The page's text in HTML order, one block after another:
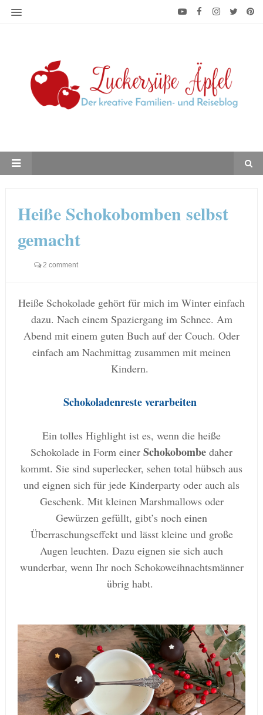
Heiße Schokobomben selbst
gemacht
2 comment
Heiße Schokolade gehört für mich im Winter einfach
dazu. Nach einem Spaziergang im Schnee. Am
Abend mit einem guten Buch auf der Couch. Oder
einfach am Nachmittag zusammen mit meinen
Kindern.
Schokoladenreste verarbeiten
Ein tolles Highlight ist es, wenn die heiße
Schokolade in Form einer Schokobombe daher
kommt. Sie sind superlecker, sehen total hübsch aus
und eignen sich für jede Kinderparty oder auch als
Geschenk. Mit kleinen Marshmallows oder
Gewürzen gefüllt, gibt’s noch einen
Überraschungseffekt und lässt kleine und große
Augen leuchten. Dazu eignen sie sich auch
wunderbar, wenn Ihr noch Schokoweihnachtsmänner
übrig habt.